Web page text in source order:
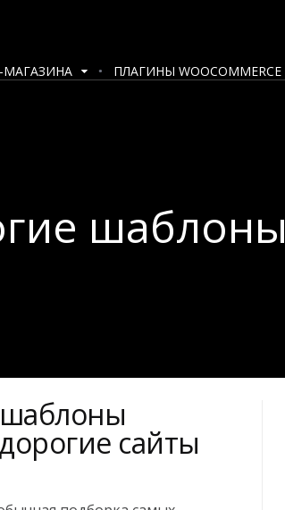
МАГАЗИНА ПЛАГИНЫ WOOCOMMERCE
шаблоны
сайты